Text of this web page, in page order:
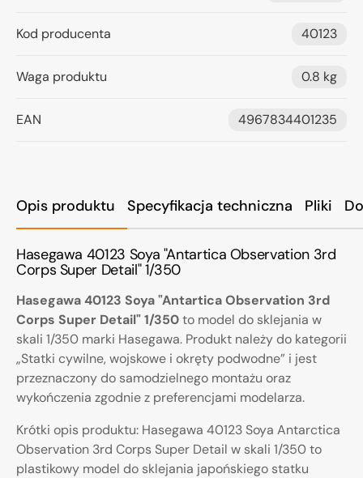
Opis produktu Specyfikacja techniczna Pliki
Hasegawa 40123 Soya "Antartica Observation 3rd
Corps Super Detail" 1/350
Hasegawa 40123 Soya "Antartica Observation 3rd
Corps Super Detail" 1/350to model do sklejania w
skali 1/350 marki Hasegawa. Produkt należy do kategorii
„Statki cywilne, wojskowe i okręty podwodne” i jest
przeznaczony do samodzielnego montażu oraz
wykończenia zgodnie z preferencjami modelarza.
Krótki opis produktu: Hasegawa 40123 Soya Antarctica
Observation 3rd Corps Super Detail w skali 1/350 to
plastikowy model do sklejania japońskiego statku
Kod producenta 40123
Waga produktu 0.8 kg
EAN 4967834401235